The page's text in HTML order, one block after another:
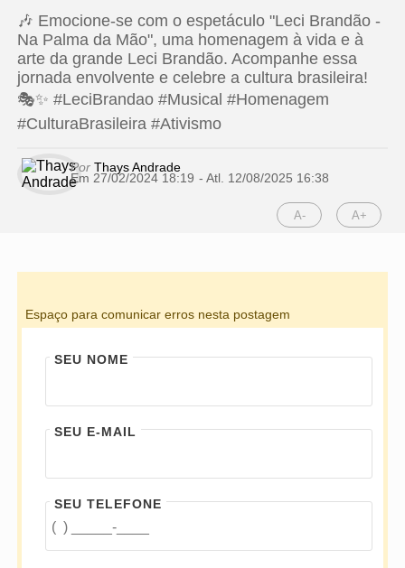
🎶 Emocione-se com o espetáculo "Leci Brandão -
Na Palma da Mão", uma homenagem à vida e à
arte da grande Leci Brandão. Acompanhe essa
jornada envolvente e celebre a cultura brasileira!
🎭✨ #LeciBrandao #Musical #Homenagem
#CulturaBrasileira #Ativismo
Por Thays Andrade
Em 27/02/2024 18:19 - Atl. 12/08/2025 16:38
A- A+
Espaço para comunicar erros nesta postagem
SEU NOME
SEU E-MAIL
SEU TELEFONE